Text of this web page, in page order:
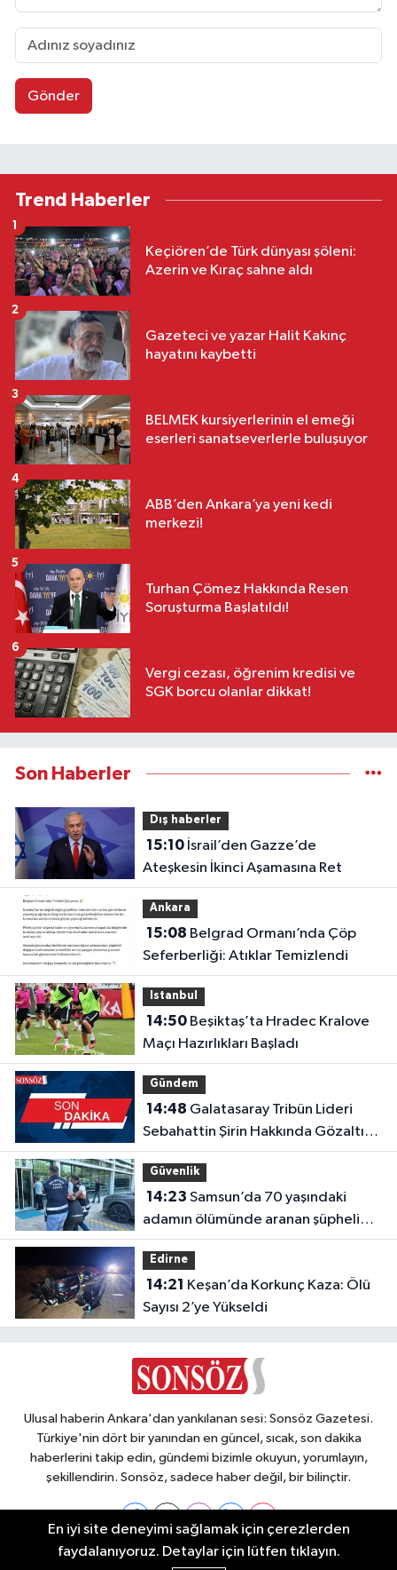
Gönder
Trend Haberler
Keçiören’de Türk dünyası şöleni:
Azerin ve Kıraç sahne aldı
1
Gazeteci ve yazar Halit Kakınç
hayatını kaybetti
2
BELMEK kursiyerlerinin el emeği
eserleri sanatseverlerle buluşuyor
3
ABB’den Ankara’ya yeni kedi
merkezi!
4
Turhan Çömez Hakkında Resen
Soruşturma Başlatıldı!
5
Vergi cezası, öğrenim kredisi ve
SGK borcu olanlar dikkat!
6
Son Haberler
Dış haberler
15:10İsrail’den Gazze’de
Ateşkesin İkinci Aşamasına Ret
Ankara
15:08
Seferberliği: Atıklar Temizlendi
Istanbul
14:50Beşiktaş’ta Hradec Kralove
Maçı Hazırlıkları Başladı
Gündem
14:48
Sebahattin Şirin Hakkında Gözaltı
Kararı
Güvenlik
14:23
adamın ölümünde aranan şüpheli
Trabzon’da yakalandı
Edirne
14:21
Sayısı 2’ye Yükseldi
Ulusal haberin Ankara'dan yankılanan sesi: Sonsöz Gazetesi.
Türkiye'nin dört bir yanından en güncel, sıcak, son dakika
haberlerini takip edin, gündemi bizimle okuyun, yorumlayın,
şekillendirin. Sonsöz, sadece haber değil, bir bilinçtir.
En iyi site deneyimi sağlamak için çerezlerden
faydalanıyoruz. Detaylar için lütfen tıklayın.